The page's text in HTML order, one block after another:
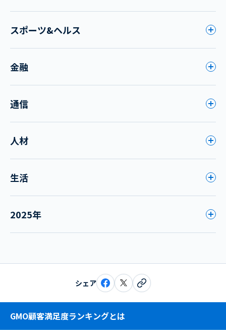
スポーツ&ヘルス
金融
通信
人材
生活
2025年
シェア
GMO顧客満足度ランキングとは